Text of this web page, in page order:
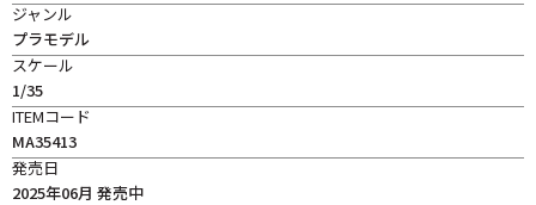
ジャンル
プラモデル
スケール
1/35
ITEMコード
MA35413
発売日
2025年06月 発売中